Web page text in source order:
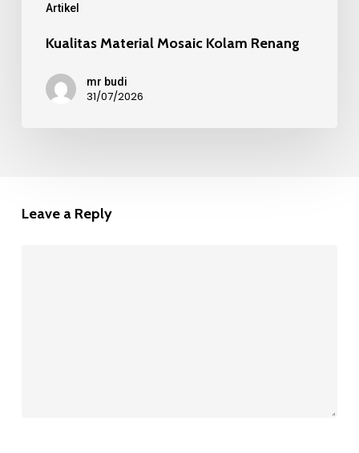
Artikel
Kualitas Material Mosaic Kolam Renang
mr budi
31/07/2026
Leave a Reply